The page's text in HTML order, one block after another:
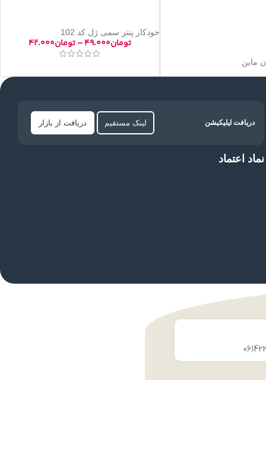
ماین
خودکار پنتر سمی ژل کد 102
تومان۴۹.۰۰۰–تومان۴۲.۰۰۰
دریافت اپلیکیشن لینک مستقیم دریافت از بازار
نماد اعتماد